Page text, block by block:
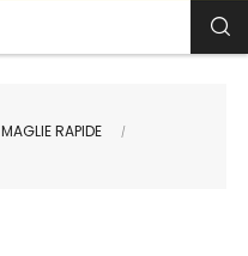
MAGLIE RAPIDE